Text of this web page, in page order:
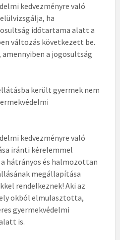
kedvezményre való
ha
időtartama alatt a
változás következett be.
a jogosultság
került gyermek nem
kedvezményre való
iránti kérelemmel
hátrányos és halmozottan
megállapítása
rendelkeznek! Aki az
okból elmulasztotta,
gyermekvédelmi
is.